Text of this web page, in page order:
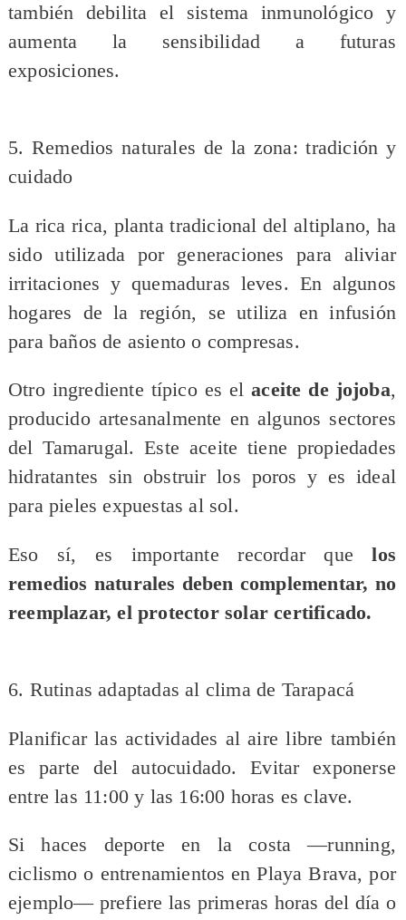
también debilita el sistema inmunológico y
aumenta la sensibilidad a futuras
exposiciones.
5. Remedios naturales de la zona: tradición y
cuidado
La rica rica, planta tradicional del altiplano, ha
sido utilizada por generaciones para aliviar
irritaciones y quemaduras leves. En algunos
hogares de la región, se utiliza en infusión
para baños de asiento o compresas.
Otro ingrediente típico es elaceite de jojoba,
producido artesanalmente en algunos sectores
del Tamarugal. Este aceite tiene propiedades
hidratantes sin obstruir los poros y es ideal
para pieles expuestas al sol.
Eso sí, es importante recordar quelos
remedios naturales deben complementar, no
reemplazar, el protector solar certificado.
6. Rutinas adaptadas al clima de Tarapacá
Planificar las actividades al aire libre también
es parte del autocuidado. Evitar exponerse
entre las 11:00 y las 16:00 horas es clave.
Si haces deporte en la costa —running,
ciclismo o entrenamientos en Playa Brava, por
ejemplo— prefiere las primeras horas del día o